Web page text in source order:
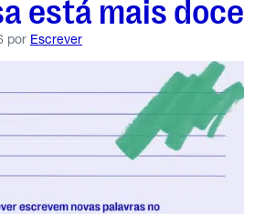
está mais doce
por Escrever